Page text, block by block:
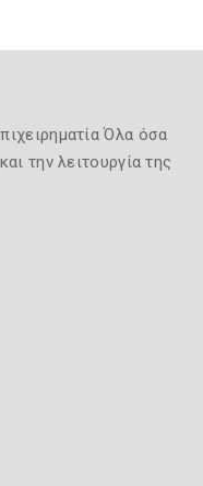
Όλα όσα
την λειτουργία της